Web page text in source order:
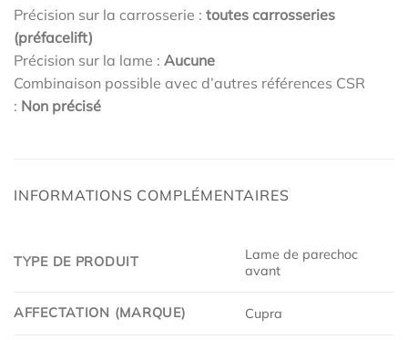
Précision sur la carrosserie : toutes carrosseries
(préfacelift)
Précision sur la lame : Aucune
Combinaison possible avec d’autres références CSR
: Non précisé
INFORMATIONS COMPLÉMENTAIRES
TYPE DE PRODUIT
Lame de parechoc
avant
AFFECTATION (MARQUE) Cupra